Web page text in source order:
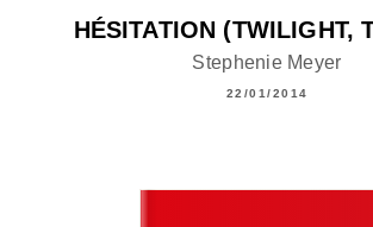
HÉSITATION (TWILIGHT,
Stephenie Meyer
22/01/2014